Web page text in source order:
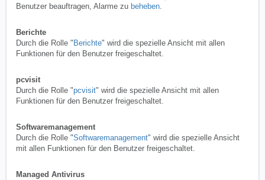
Benutzer beauftragen, Alarme zu beheben.
Berichte
Durch die Rolle " Berichte" wird die spezielle Ansicht mit allen
Funktionen für den Benutzer freigeschaltet.
pcvisit
Durch die Rolle "pcvisit" wird die spezielle Ansicht mit allen
Funktionen für den Benutzer freigeschaltet.
Softwaremanagement
Durch die Rolle "Softwaremanagement" wird die spezielle Ansicht
mit allen Funktionen für den Benutzer freigeschaltet.
Managed Antivirus